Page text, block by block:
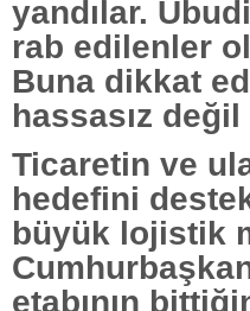
yandılar.
rab edilenler
Buna dikkat
hassasız
Ticaretin ve
hedefini
büyük lojistik
etabının